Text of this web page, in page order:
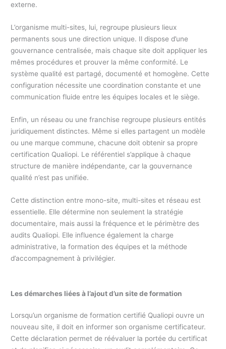
externe.
L’organisme multi-sites, lui, regroupe plusieurs lieux
permanents sous une direction unique. Il dispose d’une
gouvernance centralisée, mais chaque site doit appliquer les
mêmes procédures et prouver la même conformité. Le
système qualité est partagé, documenté et homogène. Cette
configuration nécessite une coordination constante et une
communication fluide entre les équipes locales et le siège.
Enfin, un réseau ou une franchise regroupe plusieurs entités
juridiquement distinctes. Même si elles partagent un modèle
ou une marque commune, chacune doit obtenir sa propre
certification Qualiopi. Le référentiel s’applique à chaque
structure de manière indépendante, car la gouvernance
qualité n’est pas unifiée.
Cette distinction entre mono-site, multi-sites et réseau est
essentielle. Elle détermine non seulement la stratégie
documentaire, mais aussi la fréquence et le périmètre des
audits Qualiopi. Elle influence également la charge
administrative, la formation des équipes et la méthode
d’accompagnement à privilégier.
Les démarches liées à l’ajout d’un site de formation
Lorsqu’un organisme de formation certifié Qualiopi ouvre un
nouveau site, il doit en informer son organisme certificateur.
Cette déclaration permet de réévaluer la portée du certificat